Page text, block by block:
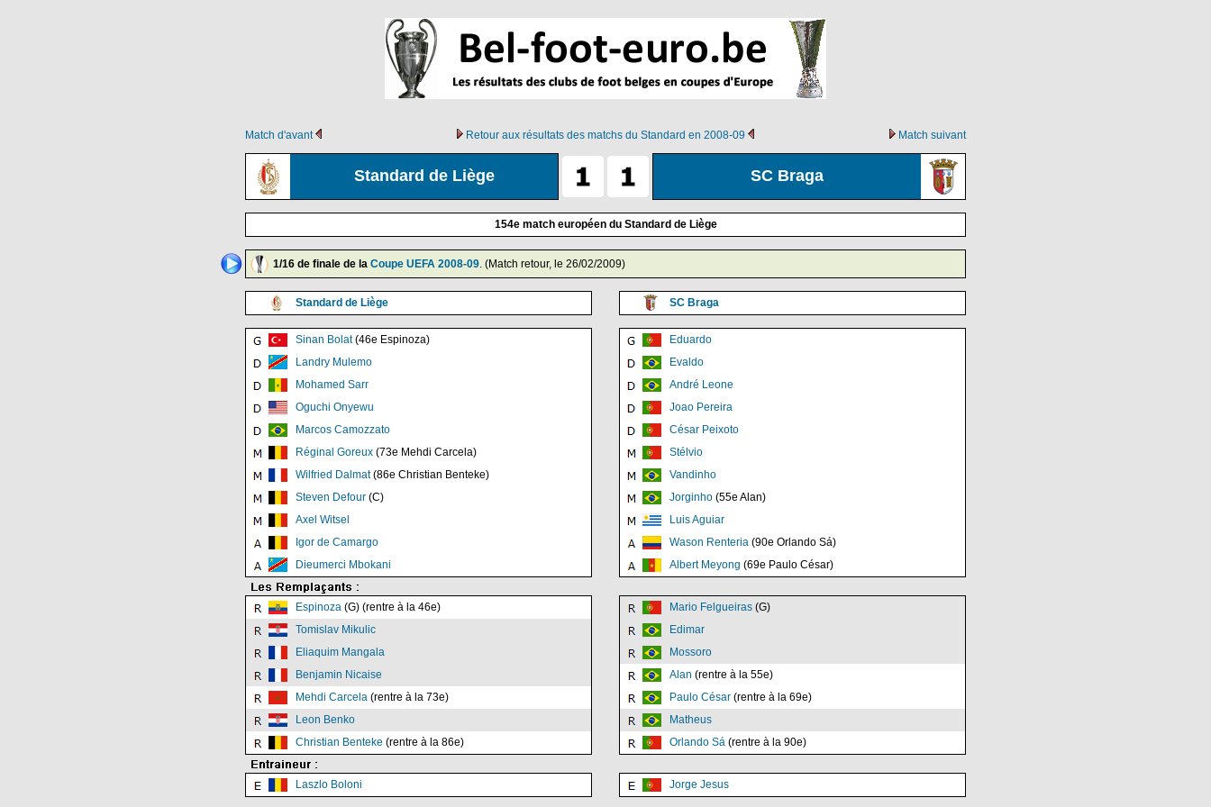
Match d'avant Retour aux résultats des matchs du Standard en 2008-09 Match suivant
Standard de Liège SC Braga
154e match européen du Standard de Liège
1/16 de finale de la Coupe UEFA 2008-09. (Match retour, le 26/02/2009)
Standard de Liège SC Braga
Sinan Bolat(46e Espinoza)
Eduardo
Landry Mulemo
Evaldo
Mohamed Sarr
André Leone
Oguchi Onyewu
Joao Pereira
Marcos Camozzato
César Peixoto
Réginal Goreux (73e Mehdi Carcela)
Stélvio
Wilfried Dalmat(86e Christian Benteke)
Vandinho
Steven Defour (C) Jorginho (55e Alan)
Axel Witsel
Luis Aguiar
Igor de Camargo
Wason Renteria (90e Orlando Sá)
Dieumerci Mbokani
Albert Meyong (69e Paulo César)
Espinoza (G) (rentre à la 46e) Mario Felgueiras (G)
Tomislav Mikulic
Edimar
Eliaquim Mangala
Mossoro
Benjamin Nicaise
Alan (rentre à la 55e)
Mehdi Carcela (rentre à la 73e) Paulo César (rentre à la 69e)
Leon Benko
Matheus
Christian Benteke (rentre à la 86e) Orlando Sá (rentre à la 90e)
Laszlo Boloni Jorge Jesus